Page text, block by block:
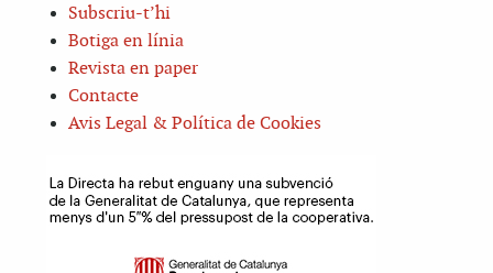
Subscriu-t’hi
Botiga en línia
Revista en paper
Contacte
Avis Legal & Política de Cookies